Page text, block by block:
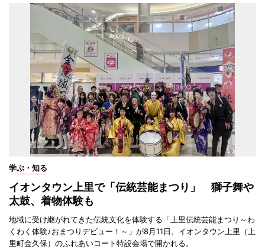
学ぶ・知る
イオンタウン上里で「伝統芸能まつり」 獅子舞や
太鼓、着物体験も
地域に受け継がれてきた伝統文化を体験する「上里伝統芸能まつり～わ
くわく体験♪おまつりデビュー！～」が8月11日、イオンタウン上里（上
里町金久保）のふれあいコート特設会場で開かれる。